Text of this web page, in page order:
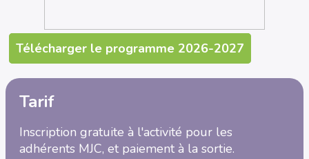
Télécharger le programme 2026-2027
Tarif
Inscription gratuite à l'activité pour les
adhérents MJC, et paiement à la sortie.